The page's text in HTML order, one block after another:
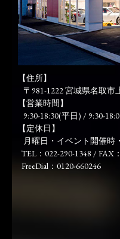
【住所】
〒981-1222 宮城県名取市
【営業時間】
9:30-18:30(平日) / 9:30-
【定休日】
月曜日・イベント開催時
TEL：022-290-1348 / FAX
FreeDial：0120-660246